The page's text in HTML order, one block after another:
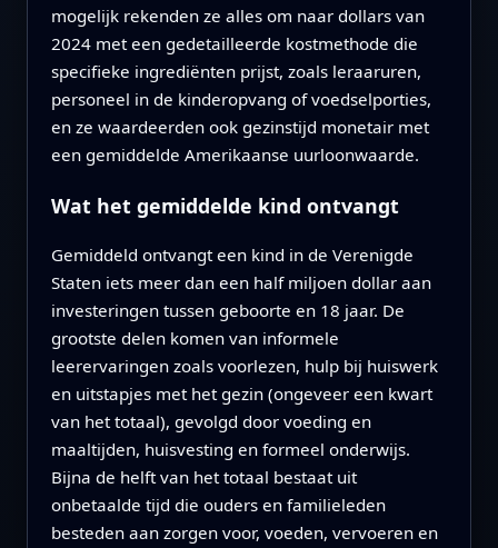
mogelijk rekenden ze alles om naar dollars van
2024 met een gedetailleerde kostmethode die
specifieke ingrediënten prijst, zoals leraaruren,
personeel in de kinderopvang of voedselporties,
en ze waardeerden ook gezinstijd monetair met
een gemiddelde Amerikaanse uurloonwaarde.
Wat het gemiddelde kind ontvangt
Gemiddeld ontvangt een kind in de Verenigde
Staten iets meer dan een half miljoen dollar aan
investeringen tussen geboorte en 18 jaar. De
grootste delen komen van informele
leerervaringen zoals voorlezen, hulp bij huiswerk
en uitstapjes met het gezin (ongeveer een kwart
van het totaal), gevolgd door voeding en
maaltijden, huisvesting en formeel onderwijs.
Bijna de helft van het totaal bestaat uit
onbetaalde tijd die ouders en familieleden
besteden aan zorgen voor, voeden, vervoeren en